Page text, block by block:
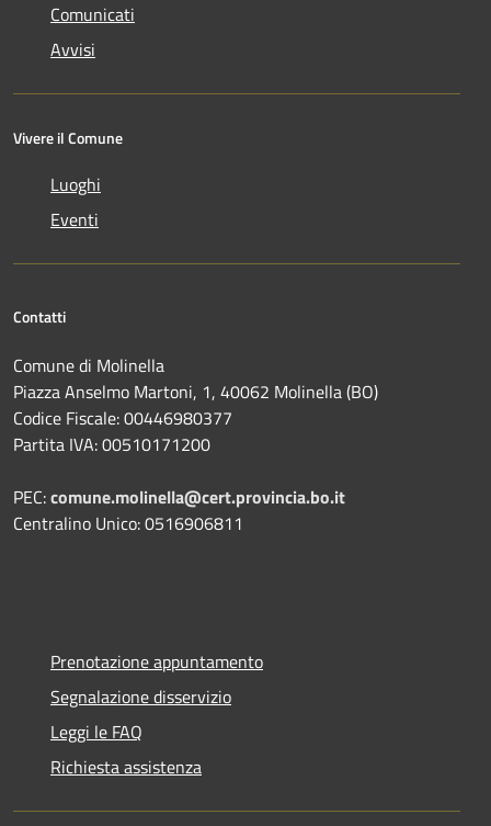
Comunicati
Avvisi
Vivere il Comune
Luoghi
Eventi
Contatti
Comune di Molinella
Piazza Anselmo Martoni, 1, 40062 Molinella (BO)
Codice Fiscale: 00446980377
Partita IVA: 00510171200
PEC:comune.molinella@cert.provincia.bo.it
Centralino Unico: 0516906811
Prenotazione appuntamento
Segnalazione disservizio
Leggi le FAQ
Richiesta assistenza